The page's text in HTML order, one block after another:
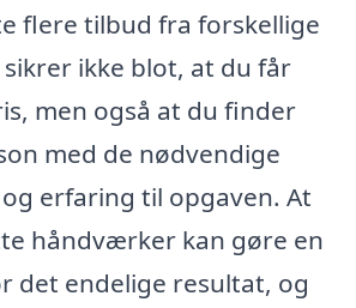
flere tilbud fra forskellige
ikke blot, at du får
men også at du finder
med de nødvendige
erfaring til opgaven. At
håndværker kan gøre en
det endelige resultat, og